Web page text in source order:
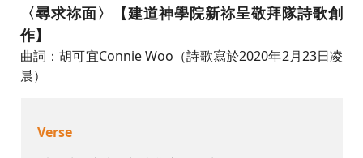
〈尋求祢面〉【建道神學院新祢呈敬拜隊詩歌創
作】
曲詞：胡可宜Connie Woo（詩歌寫於2020年2月23日凌
晨）
Verse